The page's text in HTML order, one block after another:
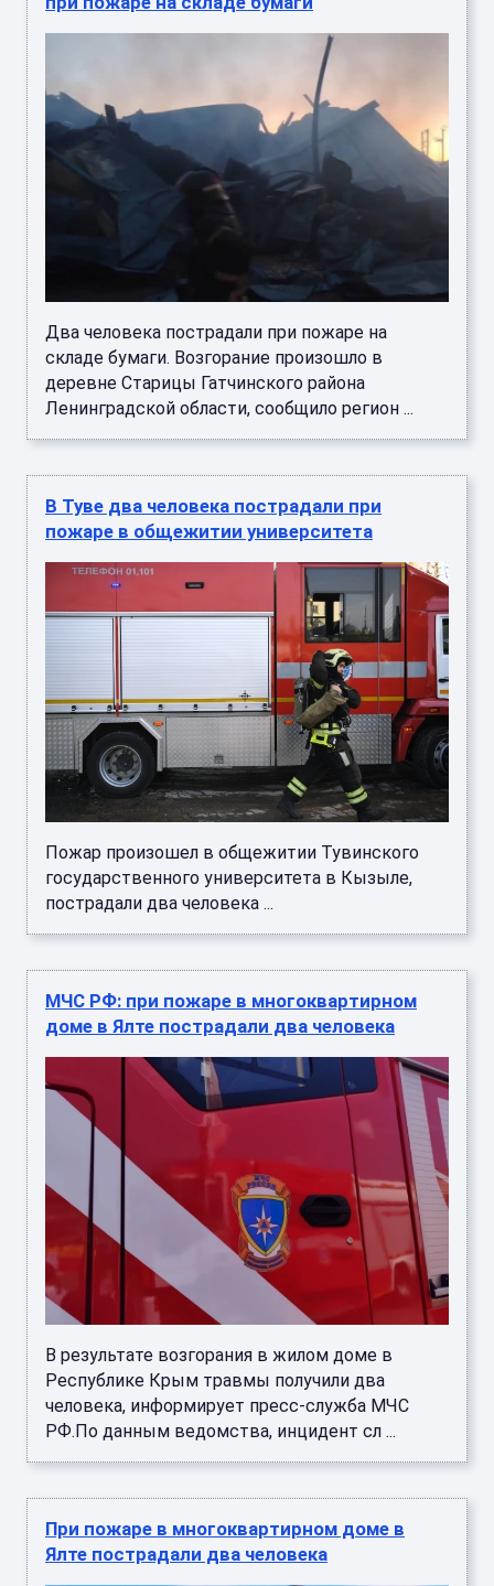
Два человека пострадали при пожаре на
складе бумаги. Возгорание произошло в
деревне Старицы Гатчинского района
Ленинградской области, сообщило регион ...
В Туве два человека пострадали при
пожаре в общежитии университета
Пожар произошел в общежитии Тувинского
государственного университета в Кызыле,
пострадали два человека ...
МЧС РФ: при пожаре в многоквартирном
доме в Ялте пострадали два человека
В результате возгорания в жилом доме в
Республике Крым травмы получили два
человека, информирует пресс-служба МЧС
РФ.По данным ведомства, инцидент сл ...
При пожаре в многоквартирном доме в
Ялте пострадали два человека